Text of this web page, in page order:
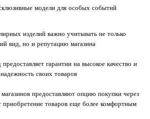
модели для особых событий.
изделий важно учитывать не только
вид, но и репутацию магазина.
гарантии на высокое качество и
надежность своих товаров.
предоставляют опцию покупки через
приобретение товаров еще более комфортным.